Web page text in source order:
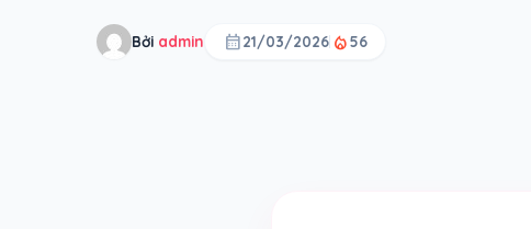
Bởi admin calendar_month21/03/2026 local_fire_department56